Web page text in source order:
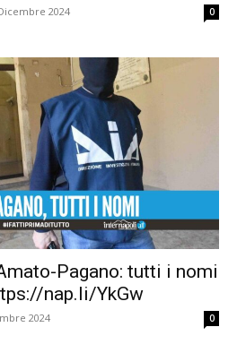
2024 0
Pagano: tutti i nomi
nap.li/YkGw
2024 0